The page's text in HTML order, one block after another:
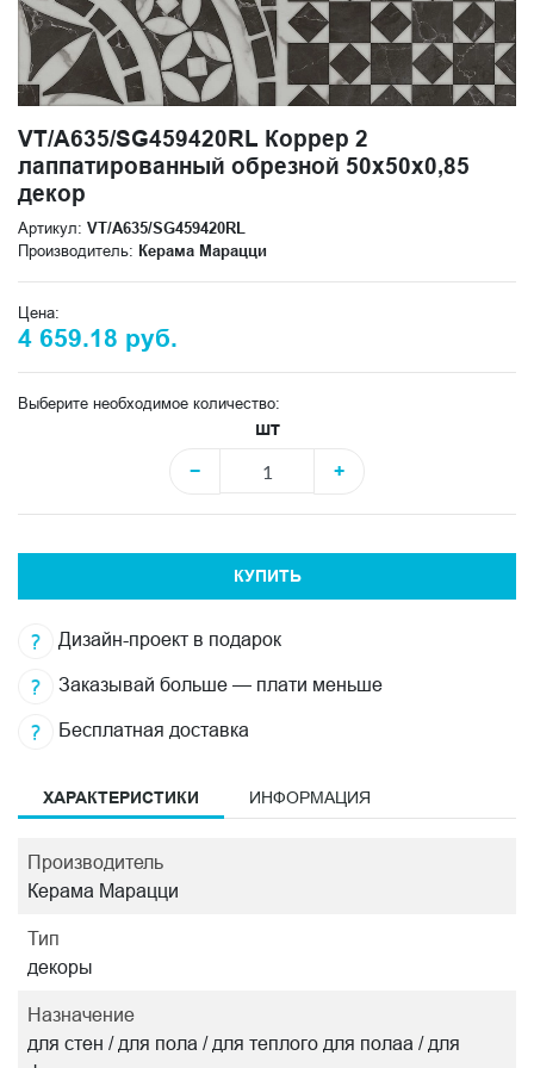
VT/A635/SG459420RL Коррер 2
лаппатированный обрезной 50x50x0,85
декор
Артикул: VT/A635/SG459420RL
Производитель: Керама Марацци
Цена:
4 659.18 руб.
Выберите необходимое количество:
шт
−
+
КУПИТЬ
Дизайн-проект в подарок
Заказывай больше — плати меньше
Бесплатная доставка
ХАРАКТЕРИСТИКИ ИНФОРМАЦИЯ
Производитель
Керама Марацци
Тип
декоры
Назначение
для стен / для пола / для теплого для полаа / для